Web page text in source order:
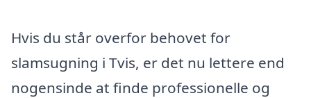
Hvis du står overfor behovet for
slamsugning i Tvis, er det nu lettere end
nogensinde at finde professionelle og